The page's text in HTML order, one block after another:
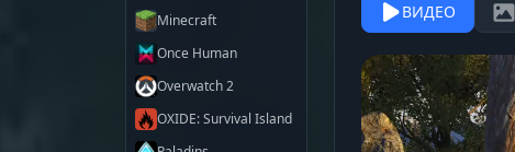
Minecraft
Once Human
Overwatch 2
OXIDE: Survival Island
ВИДЕО